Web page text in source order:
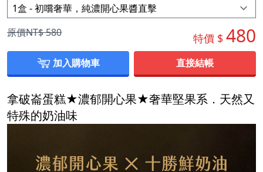
原價NT$580 特價 $ 480
加入購物車 直接結帳
拿破崙蛋糕★濃郁開心果★奢華堅果系．天然又
特殊的奶油味